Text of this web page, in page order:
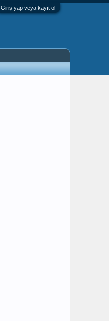
Giriş yap veya kayıt ol